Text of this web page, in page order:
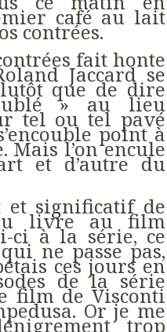
café au lait
contrées.
fait honte
Jaccard se
que de dire
» au lieu
tel ou tel pavé
point à
Mais l’on encule
et d’autre du
et significatif de
livre au film
ci à la série, ce
ne passe pas,
ces jours en
de la série
film de Visconti
Or je me
trop